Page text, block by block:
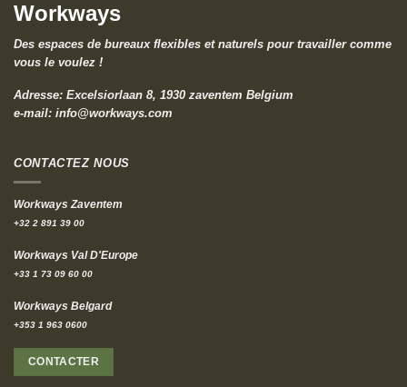
Workways
Des espaces de bureaux flexibles et naturels pour travailler comme
vous le voulez !
Adresse: Excelsiorlaan 8, 1930 zaventem Belgium
e-mail: info@workways.com
CONTACTEZ NOUS
Workways Zaventem
+32 2 891 39 00
Workways Val D'Europe
+33 1 73 09 60 00
Workways Belgard
+353 1 963 0600
CONTACTER